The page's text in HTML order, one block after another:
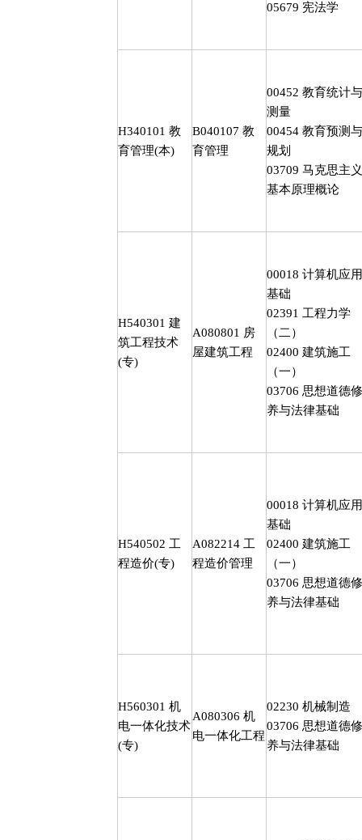
05679 宪法学
H340101 教
育管理(本)
B040107 教
育管理
00452 教育统计与
测量
00454 教育预测与
规划
03709 马克思主义
基本原理概论
H540301 建
筑工程技术
(专)
A080801 房
屋建筑工程
00018 计算机应用
基础
02391 工程力学
（二）
02400 建筑施工
（一）
03706 思想道德修
养与法律基础
H540502 工
程造价(专)
A082214 工
程造价管理
00018 计算机应用
基础
02400 建筑施工
（一）
03706 思想道德修
养与法律基础
H560301 机
电一体化技术
(专)
A080306 机
电一体化工程
02230 机械制造
03706 思想道德修
养与法律基础